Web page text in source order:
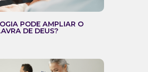
PODE AMPLIAR O
DE DEUS?